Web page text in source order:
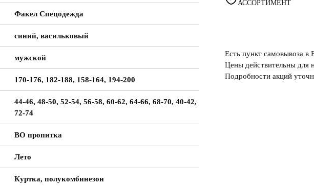
Факел Спецодежда
синий, васильковый
мужской
170-176, 182-188, 158-164, 194-200
44-46, 48-50, 52-54, 56-58, 60-62, 64-66, 68-70, 40-42,
72-74
ВО пропитка
Лето
Куртка, полукомбинезон
АССОРТИМЕНТ
Есть пункт самовывоза в
Цены действительны для
Подробности акций